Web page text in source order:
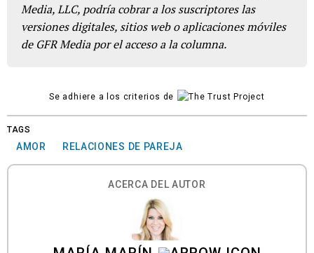
Media, LLC, podría cobrar a los suscriptores las
versiones digitales, sitios web o aplicaciones móviles
de GFR Media por el acceso a la columna.
Se adhiere a los criterios de
TAGS
AMOR RELACIONES DE PAREJA
ACERCA DEL AUTOR